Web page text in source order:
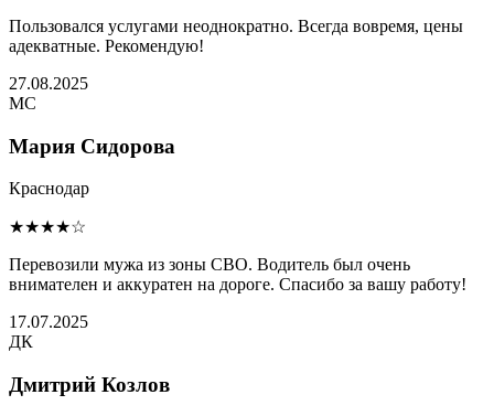
Пользовался услугами неоднократно. Всегда вовремя, цены
адекватные. Рекомендую!
27.08.2025
МС
Мария Сидорова
Краснодар
★★★★☆
Перевозили мужа из зоны СВО. Водитель был очень
внимателен и аккуратен на дороге. Спасибо за вашу работу!
17.07.2025
ДК
Дмитрий Козлов